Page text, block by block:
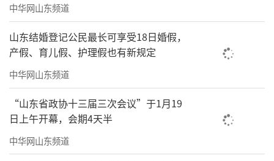
中华网山东频道
山东结婚登记公民最长可享受18日婚假，
产假、育儿假、护理假也有新规定
中华网山东频道
“山东省政协十三届三次会议”于1月19
日上午开幕，会期4天半
中华网山东频道